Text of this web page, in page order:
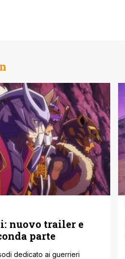
nuovo trailer e
parte
dedicato ai guerrieri